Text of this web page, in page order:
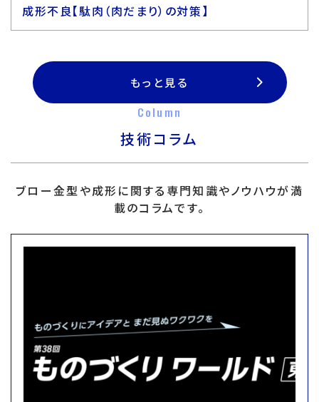
成形不良【駄肉（肉だまり）の対策】
もっと見る
Column
技術コラム
ブロー金型や成形に関する専門知識やノウハウが満
載のコラムです。